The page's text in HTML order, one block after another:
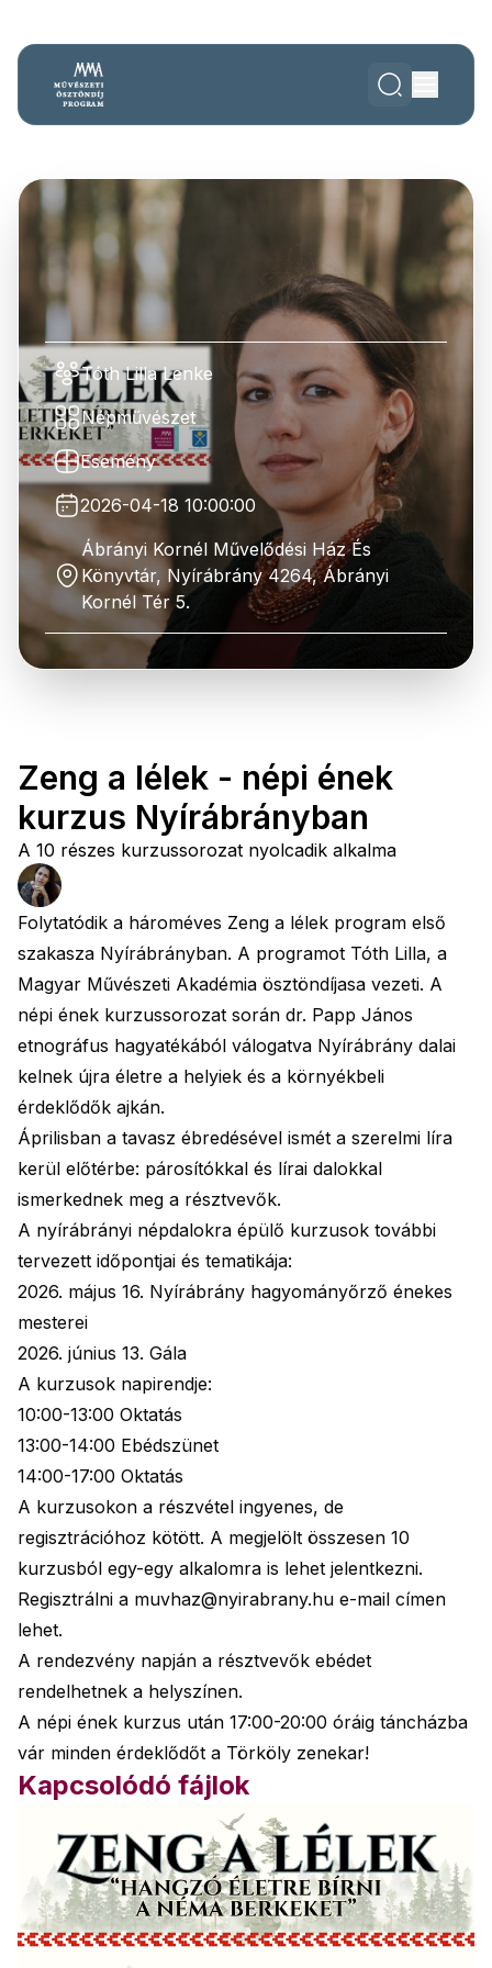
Tóth Lilla Lenke
Népművészet
Esemény
2026-04-18 10:00:00
Ábrányi Kornél Művelődési Ház És
Könyvtár, Nyírábrány 4264, Ábrányi
Kornél Tér 5.
Zeng a lélek - népi ének
kurzus Nyírábrányban
A 10 részes kurzussorozat nyolcadik alkalma
Folytatódik a hároméves Zeng a lélek program első
szakasza Nyírábrányban. A programot Tóth Lilla, a
Magyar Művészeti Akadémia ösztöndíjasa vezeti. A
népi ének kurzussorozat során dr. Papp János
etnográfus hagyatékából válogatva Nyírábrány dalai
kelnek újra életre a helyiek és a környékbeli
érdeklődők ajkán.
Áprilisban a tavasz ébredésével ismét a szerelmi líra
kerül előtérbe: párosítókkal és lírai dalokkal
ismerkednek meg a résztvevők.
A nyírábrányi népdalokra épülő kurzusok további
tervezett időpontjai és tematikája:
2026. május 16. Nyírábrány hagyományőrző énekes
mesterei
2026. június 13. Gála
A kurzusok napirendje:
10:00-13:00 Oktatás
13:00-14:00 Ebédszünet
14:00-17:00 Oktatás
A kurzusokon a részvétel ingyenes, de
regisztrációhoz kötött. A megjelölt összesen 10
kurzusból egy-egy alkalomra is lehet jelentkezni.
Regisztrálni a muvhaz@nyirabrany.hu e-mail címen
lehet.
A rendezvény napján a résztvevők ebédet
rendelhetnek a helyszínen.
A népi ének kurzus után 17:00-20:00 óráig táncházba
vár minden érdeklődőt a Törköly zenekar!
Kapcsolódó fájlok